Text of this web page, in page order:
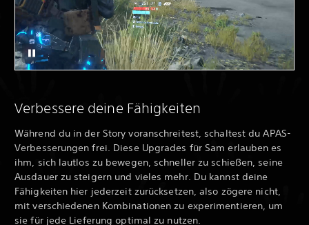
Verbessere deine Fähigkeiten
Während du in der Story voranschreitest, schaltest du APAS-
Verbesserungen frei. Diese Upgrades für Sam erlauben es
ihm, sich lautlos zu bewegen, schneller zu schießen, seine
Ausdauer zu steigern und vieles mehr. Du kannst deine
Fähigkeiten hier jederzeit zurücksetzen, also zögere nicht,
mit verschiedenen Kombinationen zu experimentieren, um
sie für jede Lieferung optimal zu nutzen.